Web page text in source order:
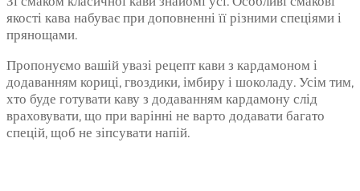
якості кава набуває при доповненні її різними спеціями і
прянощами.
Пропонуємо вашій увазі рецепт кави з кардамоном і
додаванням кориці, гвоздики, імбиру і шоколаду. Усім тим,
хто буде готувати каву з додаванням кардамону слід
враховувати, що при варінні не варто додавати багато
спецій, щоб не зіпсувати напій.